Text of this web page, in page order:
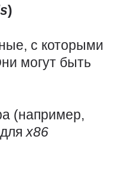
)
с которыми
могут быть
(например,
для x86